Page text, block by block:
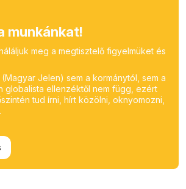
munkánkat!
meg a megtisztelő figyelmüket és
Jelen) sem a kormánytól, sem a
globalista ellenzéktől nem függ, ezért
tud írni, hírt közölni, oknyomozni,